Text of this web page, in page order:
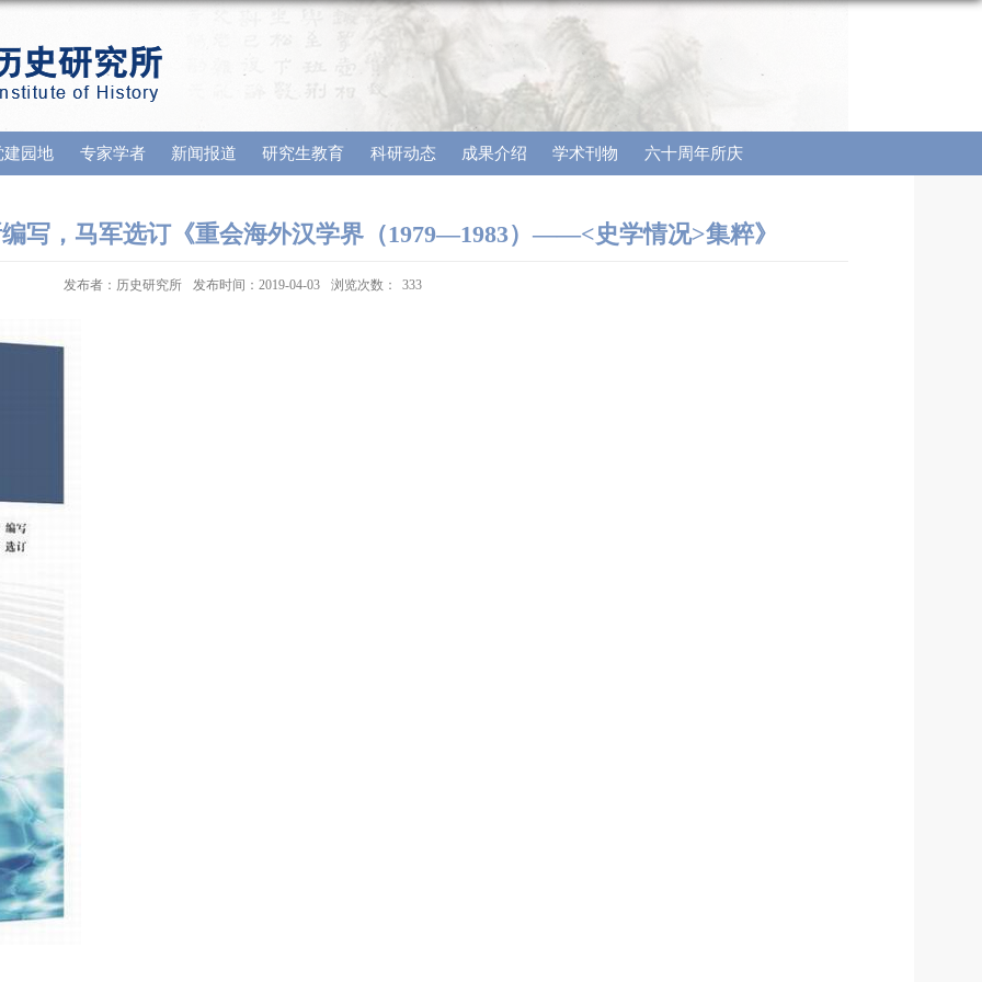
建园地 专家学者 新闻报道 研究生教育 科研动态 成果介绍 学术刊物 六十周年所庆
写，马军选订《重会海外汉学界（1979―1983）――<史学情况>集粹》
发布者：历史研究所 发布时间：2019-04-03 浏览次数： 333